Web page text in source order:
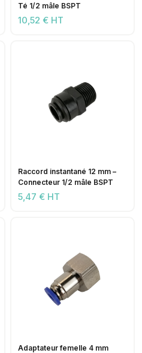
Té 1/2 mâle BSPT
10,52 € HT
Raccord instantané 12 mm –
Connecteur 1/2 mâle BSPT
5,47 € HT
Adaptateur femelle 4 mm